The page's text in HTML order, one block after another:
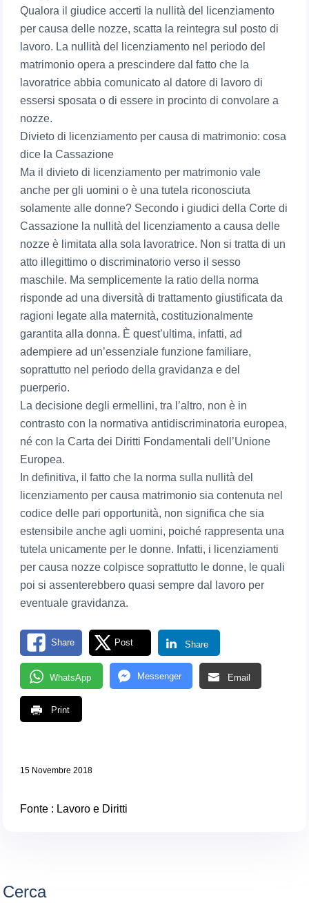
Qualora il giudice accerti la nullità del licenziamento
per causa delle nozze, scatta la reintegra sul posto di
lavoro. La nullità del licenziamento nel periodo del
matrimonio opera a prescindere dal fatto che la
lavoratrice abbia comunicato al datore di lavoro di
essersi sposata o di essere in procinto di convolare a
nozze.
Divieto di licenziamento per causa di matrimonio: cosa
dice la Cassazione
Ma il divieto di licenziamento per matrimonio vale
anche per gli uomini o è una tutela riconosciuta
solamente alle donne? Secondo i giudici della Corte di
Cassazione la nullità del licenziamento a causa delle
nozze è limitata alla sola lavoratrice. Non si tratta di un
atto illegittimo o discriminatorio verso il sesso
maschile. Ma semplicemente la ratio della norma
risponde ad una diversità di trattamento giustificata da
ragioni legate alla maternità, costituzionalmente
garantita alla donna. È quest’ultima, infatti, ad
adempiere ad un’essenziale funzione familiare,
soprattutto nel periodo della gravidanza e del
puerperio.
La decisione degli ermellini, tra l’altro, non è in
contrasto con la normativa antidiscriminatoria europea,
né con la Carta dei Diritti Fondamentali dell’Unione
Europea.
In definitiva, il fatto che la norma sulla nullità del
licenziamento per causa matrimonio sia contenuta nel
codice delle pari opportunità, non significa che sia
estensibile anche agli uomini, poiché rappresenta una
tutela unicamente per le donne. Infatti, i licenziamenti
per causa nozze colpisce soprattutto le donne, le quali
poi si assenterebbero quasi sempre dal lavoro per
eventuale gravidanza.
Share Post Share
WhatsApp Messenger Email
Print
15 Novembre 2018
Fonte : Lavoro e Diritti
Cerca